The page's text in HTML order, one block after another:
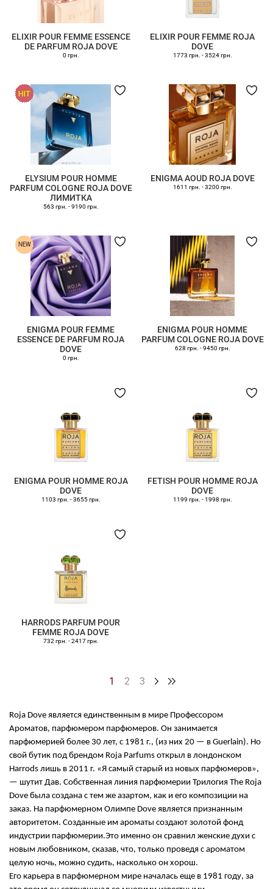
ELIXIR POUR FEMME ESSENCE
DE PARFUM ROJA DOVE
0 грн.
ELIXIR POUR FEMME ROJA
DOVE
1773 грн. -3524 грн.
ELYSIUM POUR HOMME
PARFUM COLOGNE ROJA DOVE
ЛИМИТКА
563 грн. -9190 грн.
ENIGMA AOUD ROJA DOVE
1611 грн. -3200 грн.
ENIGMA POUR FEMME
ESSENCE DE PARFUM ROJA
DOVE
0 грн.
ENIGMA POUR HOMME
PARFUM COLOGNE ROJA DOVE
628 грн. -9450 грн.
ENIGMA POUR HOMME ROJA
DOVE
1103 грн. -3655 грн.
FETISH POUR HOMME ROJA
DOVE
1199 грн. -1998 грн.
HARRODS PARFUM POUR
FEMME ROJA DOVE
732 грн. -2417 грн.
1 2 3
Roja Dove является единственным в мире Профессором
Ароматов, парфюмером парфюмеров. Он занимается
парфюмерией более 30 лет, с 1981 г., (из них 20 — в Guerlain). Но
свой бутик под брендом Roja Parfums открыл в лондонском
Harrods лишь в 2011 г. «Я самый старый из новых парфюмеров»,
— шутит Дав. Собственная линия парфюмерии Трилогия The Roja
Dove была создана с тем же азартом, как и его композиции на
заказ. На парфюмерном Олимпе Dovе является признанным
авторитетом. Созданные им ароматы создают золотой фонд
индустрии парфюмерии.Это именно он сравнил женские духи с
новым любовником, сказав, что, только проведя с ароматом
целую ночь, можно судить, насколько он хорош.
Его карьера в парфюмерном мире началась еще в 1981 году, за